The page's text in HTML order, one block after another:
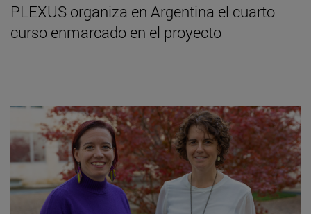
PLEXUS organiza en Argentina el cuarto
curso enmarcado en el proyecto